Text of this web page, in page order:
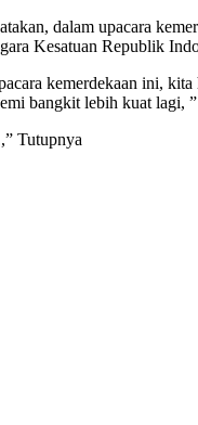
dalam upacara
Kesatuan Republik
kemerdekaan ini,
bangkit lebih kuat lagi,
Tutupnya